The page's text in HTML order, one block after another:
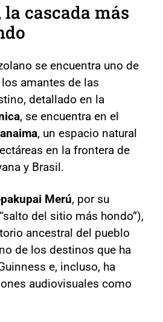
la cascada más
se encuentra uno de
amantes de las
detallado en la
, se encuentra en el
, un espacio natural
en la frontera de
y Brasil.
Merú, por su
del sitio más hondo”),
ancestral del pueblo
de los destinos que ha
e, incluso, ha
audiovisuales como